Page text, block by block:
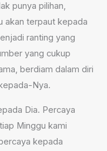
punya pilihan,
akan terpaut kepada
ranting yang
yang cukup
berdiam dalam diri
Nya.
Dia. Percaya
Minggu kami
kepada